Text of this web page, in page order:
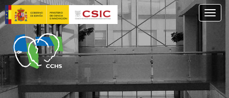
Pasar
al
contenido
principal